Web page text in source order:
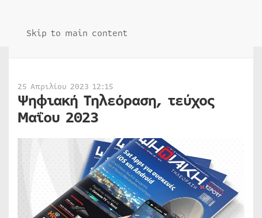
Skip to main content
25 Απριλίου 2023 12:15
Ψηφιακή Τηλεόραση, τεύχος
Μαΐου 2023